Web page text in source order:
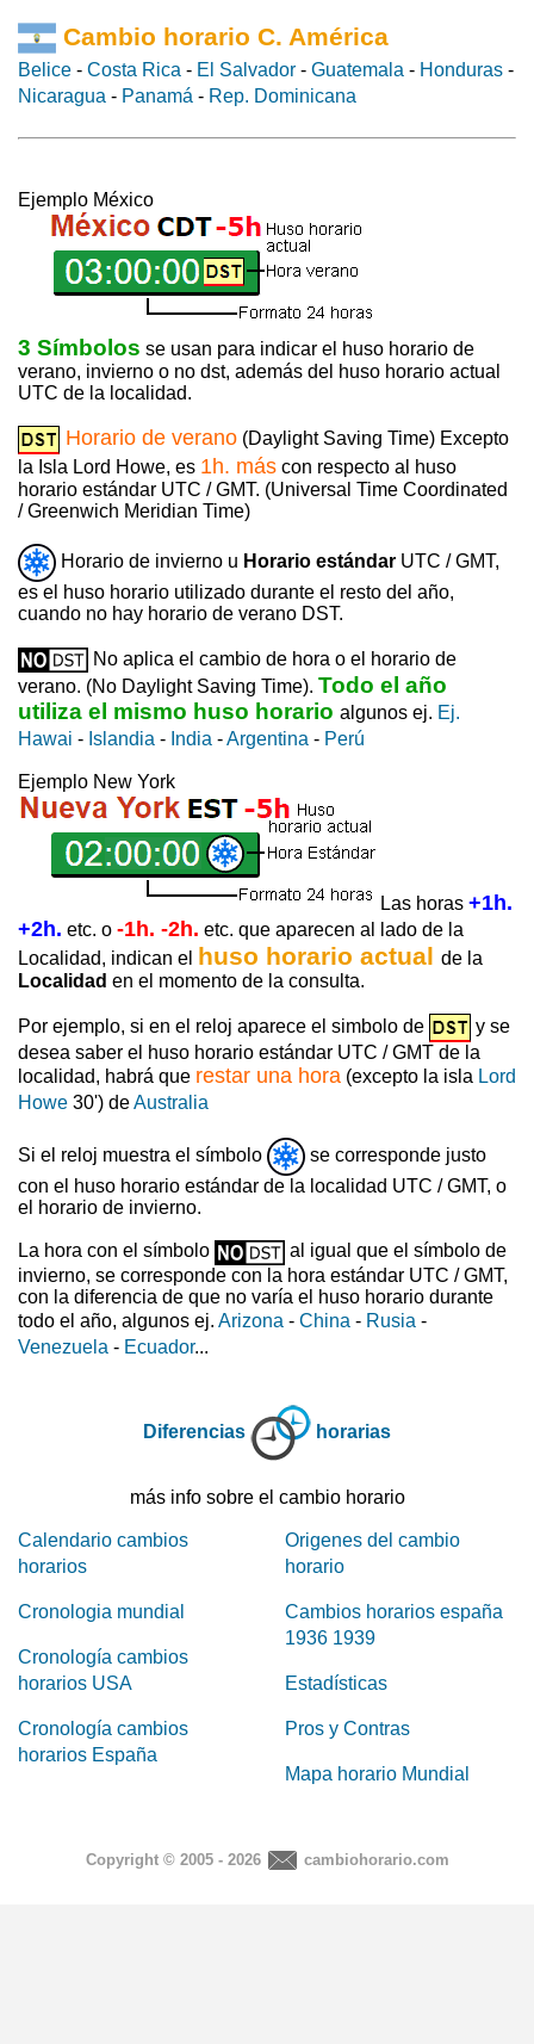
Cambio horario C. América
Belice - Costa Rica - El Salvador - Guatemala - Honduras -
Nicaragua - Panamá - Rep. Dominicana
Ejemplo México
3 Símbolos se usan para indicar el huso horario de
verano, invierno o no dst, además del huso horario actual
UTC de la localidad.
Horario de verano (Daylight Saving Time) Excepto
la Isla Lord Howe, es 1h. más con respecto al huso
horario estándar UTC / GMT. (Universal Time Coordinated
/ Greenwich Meridian Time)
Horario de invierno u Horario estándar UTC / GMT,
es el huso horario utilizado durante el resto del año,
cuando no hay horario de verano DST.
No aplica el cambio de hora o el horario de
verano. (No Daylight Saving Time). Todo el año
utiliza el mismo huso horario algunos ej. Ej.
Hawai - Islandia - India -Argentina - Perú
Ejemplo New York
Las horas +1h.
+2h. etc. o -1h. -2h. etc. que aparecen al lado de la
Localidad, indican el huso horario actual de la
Localidad en el momento de la consulta.
Por ejemplo, si en el reloj aparece el simbolo de
y se
desea saber el huso horario estándar UTC / GMT de la
localidad, habrá que restar una hora (excepto la isla Lord
Howe 30') deAustralia
Si el reloj muestra el símbolo
se corresponde justo
con el huso horario estándar de la localidad UTC / GMT, o
el horario de invierno.
La hora con el símbolo
al igual que el símbolo de
invierno, se corresponde con la hora estándar UTC / GMT,
con la diferencia de que no varía el huso horario durante
todo el año, algunos ej. Arizona - China - Rusia -
Venezuela - Ecuador...
Diferencias horarias
más info sobre el cambio horario
Calendario cambios
horarios
Cronologia mundial
Cronología cambios
horarios USA
Cronología cambios
horarios España
Origenes del cambio
horario
Cambios horarios españa
1936 1939
Estadísticas
Pros y Contras
Mapa horario Mundial
Copyright © 2005 - 2026 cambiohorario.com